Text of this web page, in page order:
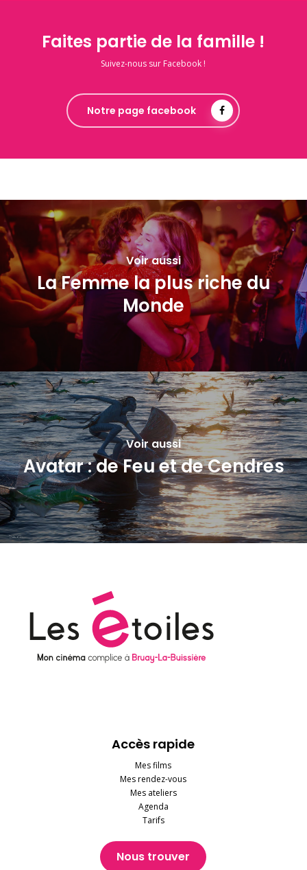
Faites partie de la famille !
Suivez-nous sur Facebook !
Notre page facebook
Voir aussi
La Femme la plus riche du
Monde
Voir aussi
Avatar : de Feu et de Cendres
Accès rapide
Mes films
Mes rendez-vous
Mes ateliers
Agenda
Tarifs
Nous trouver